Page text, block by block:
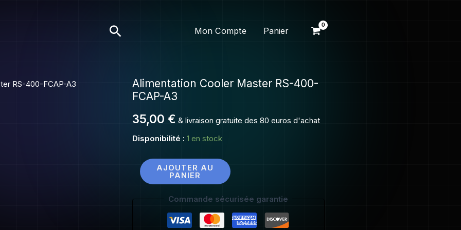
Rechercher Mon Compte Panier
Alimentation Cooler Master RS-400-
FCAP-A3
35,00 € & livraison gratuite des 80 euros d'achat
Disponibilité : 1 en stock
quantité
de
Cooler
Master
400-
FCAP-
AJOUTER AU
PANIER
Commande sécurisée garantie
Master
A3